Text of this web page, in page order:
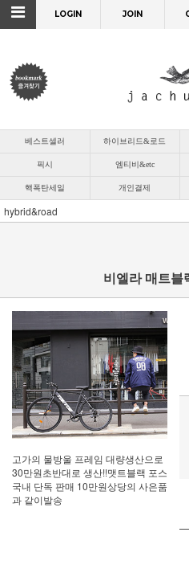
LOGIN JOIN
베스트셀러 하이브리드&로드
픽시 엠티비&etc
핵폭탄세일 개인결제
hybrid&road
비엘라 매트블
고가의 물방울 프레임 대량생산으로
30만원초반대로 생산!!맷트블랙 포스
국내 단독 판매 10만원상당의 사은품
과 같이발송